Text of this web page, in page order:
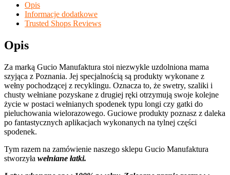
Opis
Informacje dodatkowe
Trusted Shops Reviews
Opis
Za marką Gucio Manufaktura stoi niezwykle uzdolniona mama
szyjąca z Poznania. Jej specjalnością są produkty wykonane z
wełny pochodzącej z recyklingu. Oznacza to, że swetry, szaliki i
chusty wełniane pozyskane z drugiej ręki otrzymują swoje kolejne
życie w postaci wełnianych spodenek typu longi czy gatki do
pieluchowania wielorazowego. Guciowe produkty poznasz z daleka
po fantastycznych aplikacjach wykonanych na tylnej części
spodenek.
Tym razem na zamówienie naszego sklepu Gucio Manufaktura
stworzyła wełniane łatki.